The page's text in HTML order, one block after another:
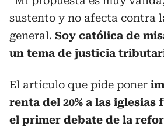
sustento y no afecta contra
general. Soy católica de
un tema de justicia
El artículo que pide poner
renta del 20% a las iglesias
el primer debate de la